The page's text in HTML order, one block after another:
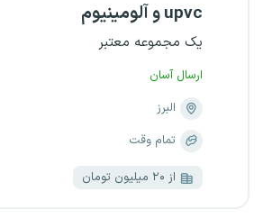
upvc و آلومینیوم
یک مجموعه معتبر
ارسال آسان
البرز
تمام وقت
از ۲۰ میلیون تومان